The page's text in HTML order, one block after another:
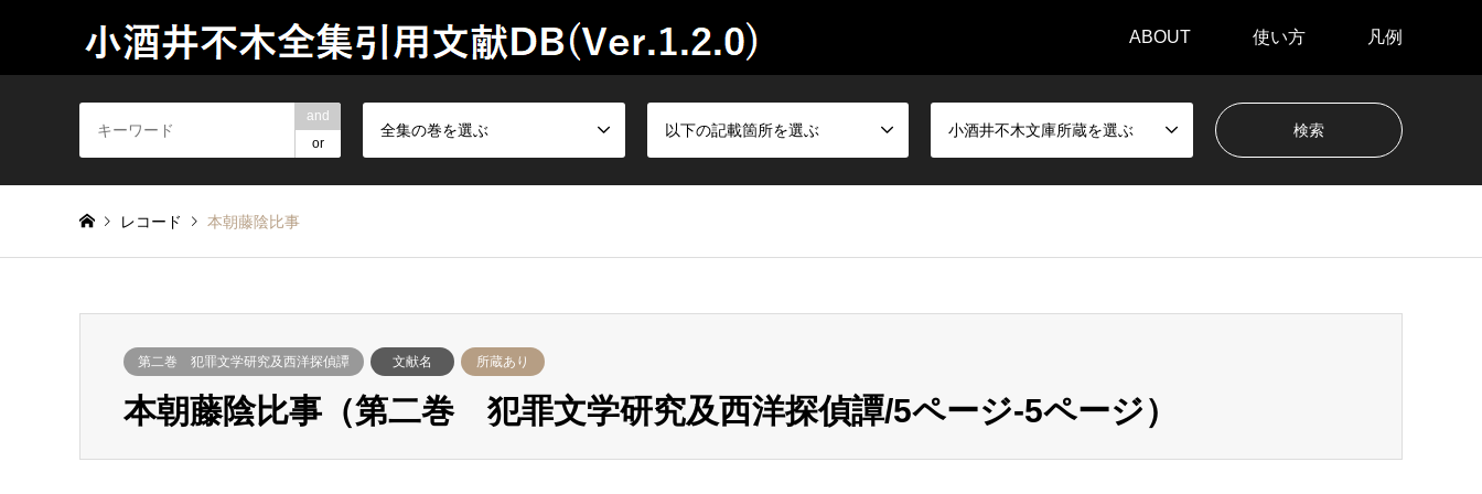
ABOUT 使い方 凡例
and
or
全集の巻を選ぶ 以下の記載箇所を選ぶ 小酒井不木文庫所蔵を選ぶ
レコード 本朝藤陰比事
第二巻 犯罪文学研究及西洋探偵譚 文献名 所蔵あり
本朝藤陰比事（第二巻 犯罪文学研究及西洋探偵譚/5ページ-5ページ）